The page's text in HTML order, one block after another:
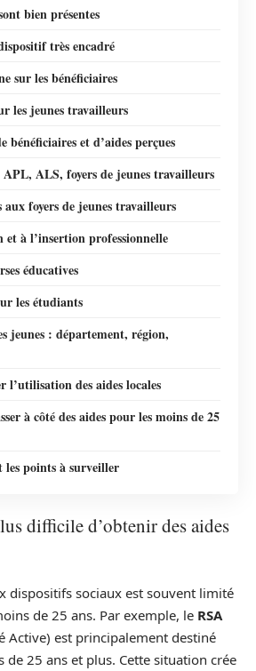
bien présentes
très encadré
sur les bénéficiaires
les jeunes travailleurs
bénéficiaires et d’aides perçues
ALS, foyers de jeunes travailleurs
aux foyers de jeunes travailleurs
à l’insertion professionnelle
éducatives
les étudiants
jeunes : département, région,
l’utilisation des aides locales
à côté des aides pour les moins de 25
les points à surveiller
difficile d’obtenir des aides
dispositifs sociaux est souvent limité
de 25 ans. Par exemple, le RSA
Active) est principalement destiné
de 25 ans et plus. Cette situation crée